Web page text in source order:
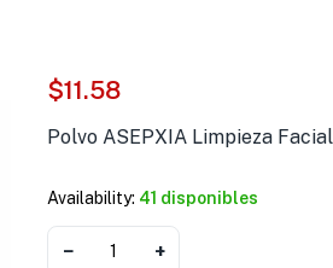
$11.58
Polvo ASEPXIA Limpieza
Availability: 41 disponibles
− +